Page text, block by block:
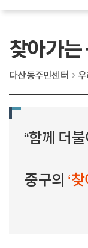
찾아가는
다산동주민센터
“함께 더
중구의 ‘